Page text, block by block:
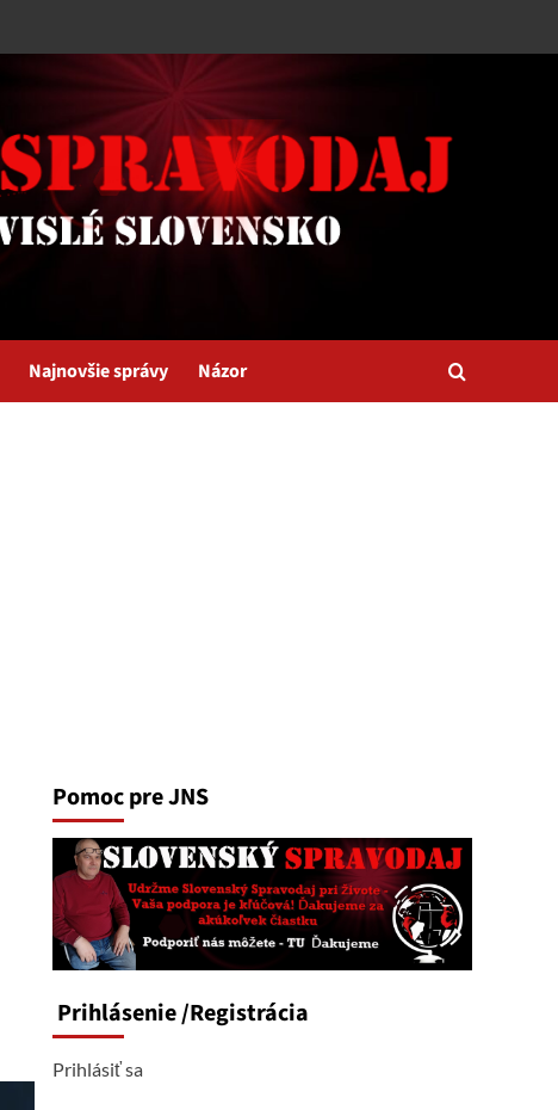
Najnovšie správy Názor
Pomoc pre JNS
Prihlásenie/Registrácia
Prihlásiť sa